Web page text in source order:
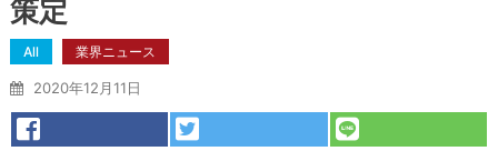
策定
All 業界ニュース
2020年12月11日